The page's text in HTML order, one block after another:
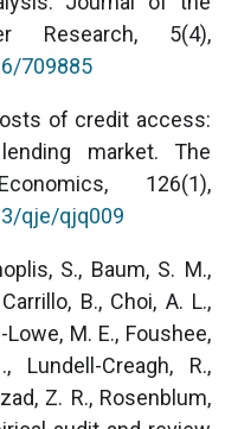
Research, 5(4),
709885
of credit access:
market. The
126(1),
qje/qjq009
S., Baum, S. M.,
B., Choi, A. L.,
Lowe, M. E., Foushee,
Lundell-Creagh, R.,
Z. R., Rosenblum,